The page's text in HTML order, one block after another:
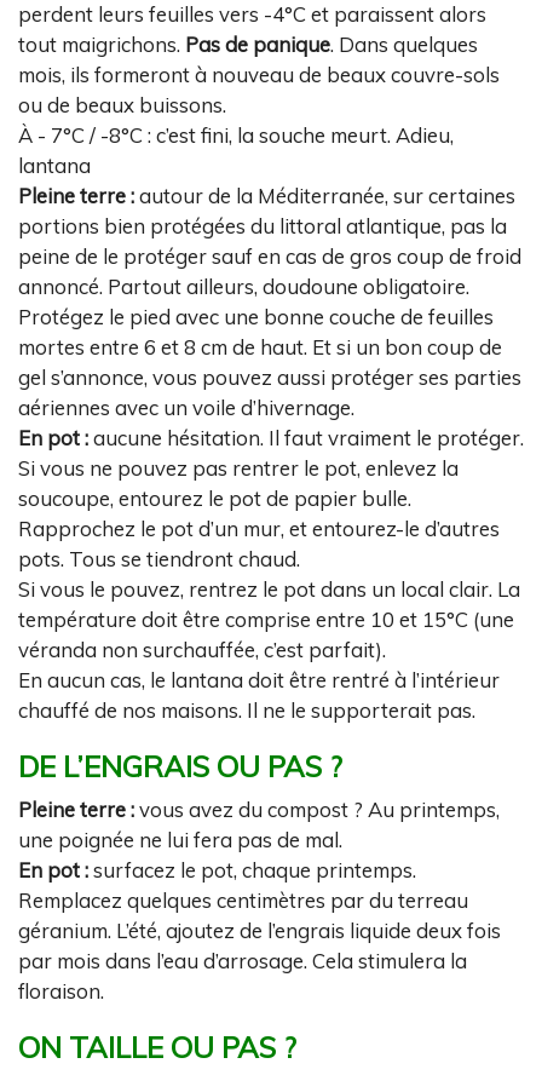
perdent leurs feuilles vers -4°C et paraissent alors
tout maigrichons. Pas de panique. Dans quelques
mois, ils formeront à nouveau de beaux couvre-sols
ou de beaux buissons.
À - 7°C / -8°C : c’est fini, la souche meurt. Adieu,
lantana
Pleine terre :autour de la Méditerranée, sur certaines
portions bien protégées du littoral atlantique, pas la
peine de le protéger sauf en cas de gros coup de froid
annoncé. Partout ailleurs, doudoune obligatoire.
Protégez le pied avec une bonne couche de feuilles
mortes entre 6 et 8 cm de haut. Et si un bon coup de
gel s’annonce, vous pouvez aussi protéger ses parties
aériennes avec un voile d’hivernage.
En pot :aucune hésitation. Il faut vraiment le protéger.
Si vous ne pouvez pas rentrer le pot, enlevez la
soucoupe, entourez le pot de papier bulle.
Rapprochez le pot d’un mur, et entourez-le d’autres
pots. Tous se tiendront chaud.
Si vous le pouvez, rentrez le pot dans un local clair. La
température doit être comprise entre 10 et 15°C (une
véranda non surchauffée, c’est parfait).
En aucun cas, le lantana doit être rentré à l’intérieur
chauffé de nos maisons. Il ne le supporterait pas.
DE L’ENGRAIS OU PAS ?
Pleine terre :vous avez du compost ? Au printemps,
une poignée ne lui fera pas de mal.
En pot :surfacez le pot, chaque printemps.
Remplacez quelques centimètres par du terreau
géranium. L’été, ajoutez de l’engrais liquide deux fois
par mois dans l’eau d’arrosage. Cela stimulera la
floraison.
ON TAILLE OU PAS ?